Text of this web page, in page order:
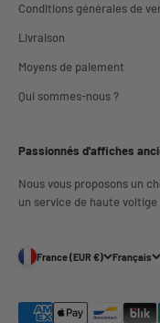
Conditions générales de
Livraison
Moyens de paiement
Qui sommes-nous ?
Passionnés d'affiches
Nous vous proposons un
un service de haute voltige
France (EUR €) Français